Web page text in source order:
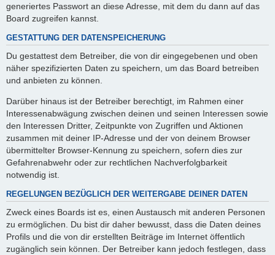
generiertes Passwort an diese Adresse, mit dem du dann auf das
Board zugreifen kannst.
GESTATTUNG DER DATENSPEICHERUNG
Du gestattest dem Betreiber, die von dir eingegebenen und oben
näher spezifizierten Daten zu speichern, um das Board betreiben
und anbieten zu können.
Darüber hinaus ist der Betreiber berechtigt, im Rahmen einer
Interessenabwägung zwischen deinen und seinen Interessen sowie
den Interessen Dritter, Zeitpunkte von Zugriffen und Aktionen
zusammen mit deiner IP-Adresse und der von deinem Browser
übermittelter Browser-Kennung zu speichern, sofern dies zur
Gefahrenabwehr oder zur rechtlichen Nachverfolgbarkeit
notwendig ist.
REGELUNGEN BEZÜGLICH DER WEITERGABE DEINER DATEN
Zweck eines Boards ist es, einen Austausch mit anderen Personen
zu ermöglichen. Du bist dir daher bewusst, dass die Daten deines
Profils und die von dir erstellten Beiträge im Internet öffentlich
zugänglich sein können. Der Betreiber kann jedoch festlegen, dass